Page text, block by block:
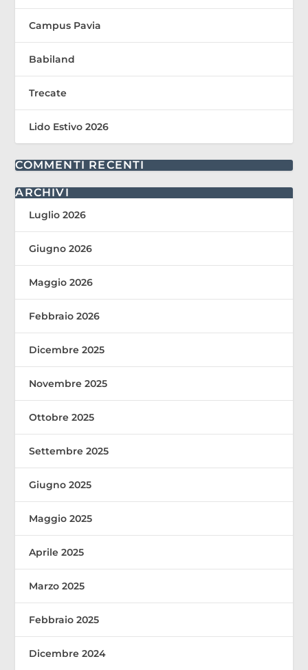
Campus Pavia
Babiland
Trecate
Lido Estivo 2026
COMMENTI RECENTI
ARCHIVI
Luglio 2026
Giugno 2026
Maggio 2026
Febbraio 2026
Dicembre 2025
Novembre 2025
Ottobre 2025
Settembre 2025
Giugno 2025
Maggio 2025
Aprile 2025
Marzo 2025
Febbraio 2025
Dicembre 2024